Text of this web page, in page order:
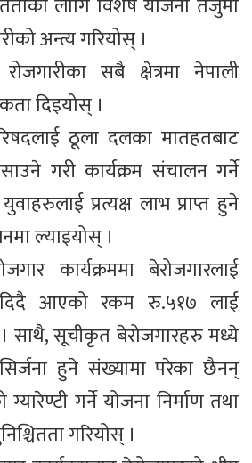
लागि विशेष योजना तर्जुमा
अन्त्य गरियोस् ।
सबै क्षेत्रमा नेपाली
दिइयोस् ।
ठूला दलका मातहतबाट
गरी कार्यक्रम संचालन गर्ने
प्रत्यक्ष लाभ प्राप्त हुने
ल्याइयोस् ।
कार्यक्रममा बेरोजगारलाई
आएको रकम रु.५१७ लाई
साथै, सूचीकृत बेरोजगारहरु मध्ये
हुने संख्यामा परेका छैनन्
गर्ने योजना निर्माण तथा
गरियोस् ।